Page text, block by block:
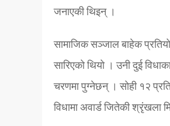
जनाएकी थिइन् ।
सामाजिक सञ्जाल बाहेक
सारिएको थियो । उनी दुई
चरणमा पुग्नेछन् । सोही १२
विधामा अवार्ड जितेकी श्रृंखला